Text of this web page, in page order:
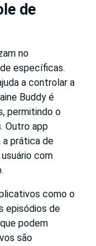
de
no
específicas.
a controlar a
Buddy é
permitindo o
Outro app
a prática de
com
como o
episódios de
podem
são